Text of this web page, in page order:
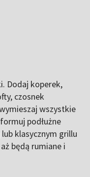
Dodaj koperek,
czosnek
wszystkie
podłużne
klasycznym grillu
będą rumiane i